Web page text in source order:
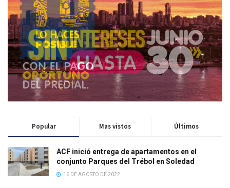
Popular Mas vistos Últimos
ACF inició entrega de apartamentos en el
conjunto Parques del Trébol en Soledad
16 DE AGOSTO DE 2022